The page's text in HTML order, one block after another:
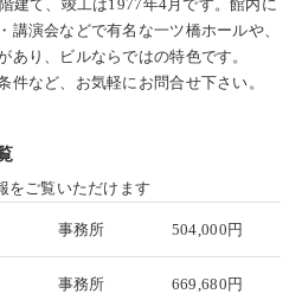
建て、竣工は1977年4月です。館内に
講演会などで有名な一ツ橋ホールや、
あり、ビルならではの特色です。
件など、お気軽にお問合せ下さい。
をご覧いただけます
事務所 504,000円
事務所 669,680円